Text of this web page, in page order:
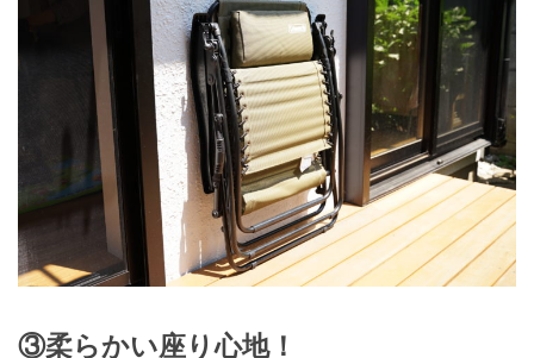
③柔らかい座り心地！